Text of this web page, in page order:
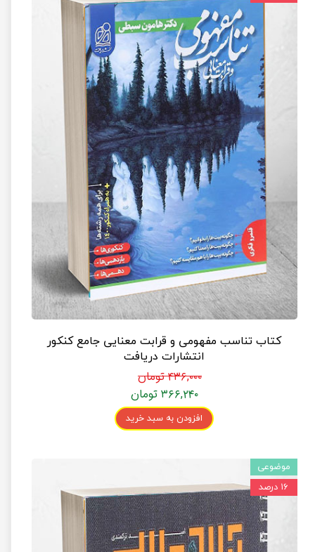
کتاب تناسب مفهومی و قرابت معنایی جامع کنکور
انتشارات دریافت
۴۳۶,۰۰۰ تومان
۳۶۶,۲۴۰ تومان
افزودن به سبد خرید
موضوعی
۱۶ درصد